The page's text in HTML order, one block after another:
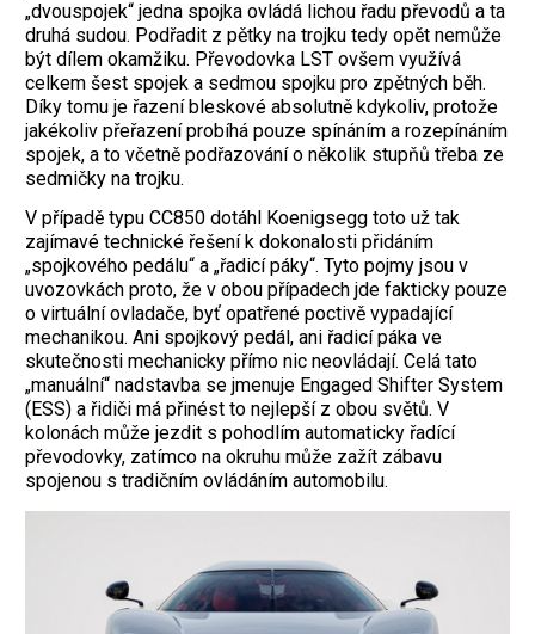
„dvouspojek“ jedna spojka ovládá lichou řadu převodů a ta
druhá sudou. Podřadit z pětky na trojku tedy opět nemůže
být dílem okamžiku. Převodovka LST ovšem využívá
celkem šest spojek a sedmou spojku pro zpětných běh.
Díky tomu je řazení bleskové absolutně kdykoliv, protože
jakékoliv přeřazení probíhá pouze spínáním a rozepínáním
spojek, a to včetně podřazování o několik stupňů třeba ze
sedmičky na trojku.
V případě typu CC850 dotáhl Koenigsegg toto už tak
zajímavé technické řešení k dokonalosti přidáním
„spojkového pedálu“ a „řadicí páky“. Tyto pojmy jsou v
uvozovkách proto, že v obou případech jde fakticky pouze
o virtuální ovladače, byť opatřené poctivě vypadající
mechanikou. Ani spojkový pedál, ani řadicí páka ve
skutečnosti mechanicky přímo nic neovládají. Celá tato
„manuální“ nadstavba se jmenuje Engaged Shifter System
(ESS) a řidiči má přinést to nejlepší z obou světů. V
kolonách může jezdit s pohodlím automaticky řadící
převodovky, zatímco na okruhu může zažít zábavu
spojenou s tradičním ovládáním automobilu.